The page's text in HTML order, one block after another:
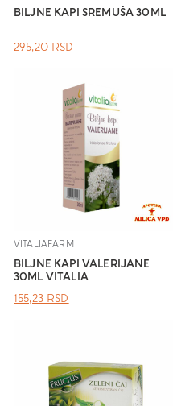
BILJNE KAPI SREMUŠA 30ML
295,20 RSD
VITALIAFARM
BILJNE KAPI VALERIJANE
30ML VITALIA
ОРИГИНАЛНА
155,23 RSD